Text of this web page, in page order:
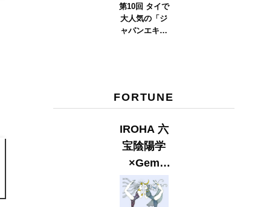
第10回 タイで
大人気の「ジ
ャパンエキス
FORTUNE
IROHA 六
宝陰陽学
×Gem
Muse
【GLITTER